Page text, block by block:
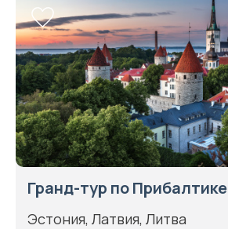
Гранд-тур по Прибалтике
Эстония, Латвия, Литва